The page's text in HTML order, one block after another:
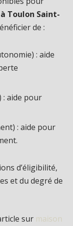
à Toulon Saint-
de :
: aide
: aide pour
: aide pour
d’éligibilité,
et du degré de
sur maison